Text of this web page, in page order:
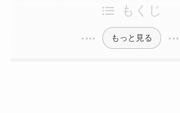
もくじ
もっと見る